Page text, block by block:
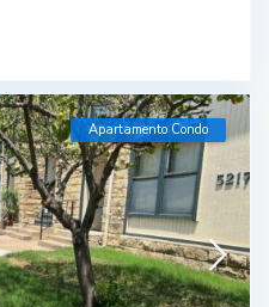
Apartamento Condo